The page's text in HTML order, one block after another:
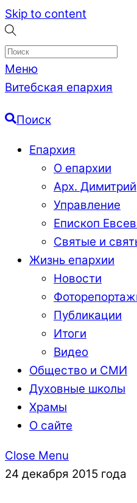
Skip to content
Меню
Витебская епархия
Поиск
Епархия
О епархии
Арх. Димитрий
Управление
Епископ
Святые и
Жизнь епархии
Новости
Публикации
Итоги
Видео
Общество и СМИ
Духовные школы
Храмы
О сайте
Close Menu
24 декабря 2015 года